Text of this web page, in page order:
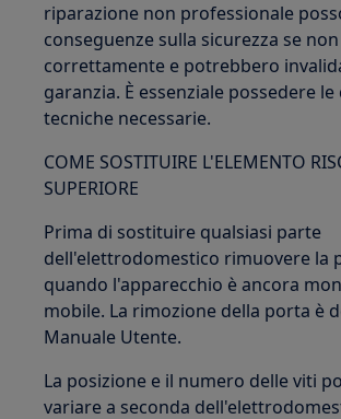
riparazione non professionale
conseguenze sulla sicurezza se
correttamente e potrebbero
garanzia. È essenziale possedere
tecniche necessarie.
COME SOSTITUIRE L'ELEMENTO
SUPERIORE
Prima di sostituire qualsiasi parte
dell'elettrodomestico rimuovere la
quando l'apparecchio è ancora
mobile. La rimozione della porta è
Manuale Utente.
La posizione e il numero delle viti
variare a seconda